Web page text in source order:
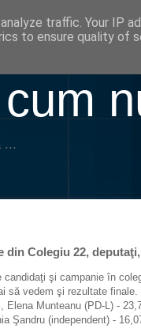
...
din Colegiu 22,
candidaţi şi campanie în
să vedem şi rezultate finale.
Elena Munteanu (PD-L) -
Şandru (independent) -
traffic. Your IP
to ensure quality of